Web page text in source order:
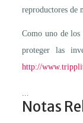
reproductores de
Como uno de los
proteger las
http://
Notas